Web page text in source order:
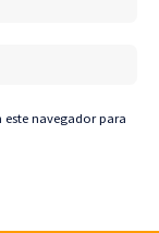
navegador para